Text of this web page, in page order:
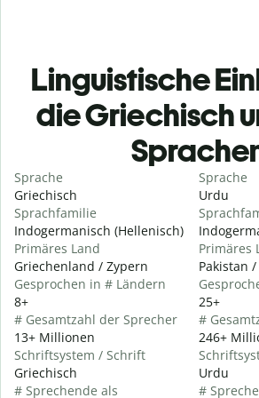
Linguistische
die Griechisch
Sprache
Griechisch
Sprachfamilie
Indogermanisch (Hellenisch)
Primäres Land
Griechenland / Zypern
Gesprochen in # Ländern
8+
# Gesamtzahl der Sprecher
13+ Millionen
Schriftsystem / Schrift
Griechisch
# Sprechende als
Sprache
Urdu
Primäres
Pakistan
25+
#
246+
Urdu
#